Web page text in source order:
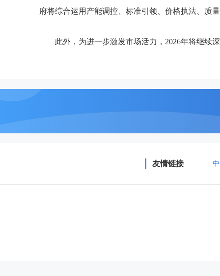
府将综合运用产能调控、标准引领、价格执法、质
此外，为进一步激发市场活力，2026年将继续
友情链接